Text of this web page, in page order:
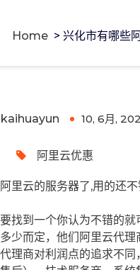
Home > 兴化市有哪些
kaihuayun 10, 6月,
阿里云优惠
里云的服务器了,用的还不
找到一个你认为不错的
少而定，他们阿里云代
理商对利润点的追求不同